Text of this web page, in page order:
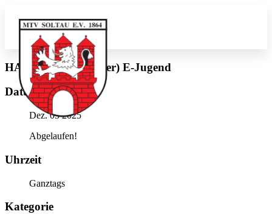
HA HK-V-1864 (silber) E-Jugend
Datum
Dez. 05 2025
Abgelaufen!
Uhrzeit
Ganztags
Kategorie